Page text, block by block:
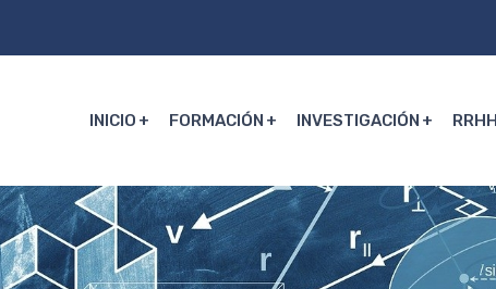
INICIO FORMACIÓN INVESTIGACIÓN RRHH